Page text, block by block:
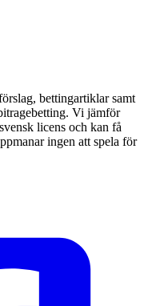
bettingartiklar samt
Vi jämför
licens och kan få
ingen att spela för